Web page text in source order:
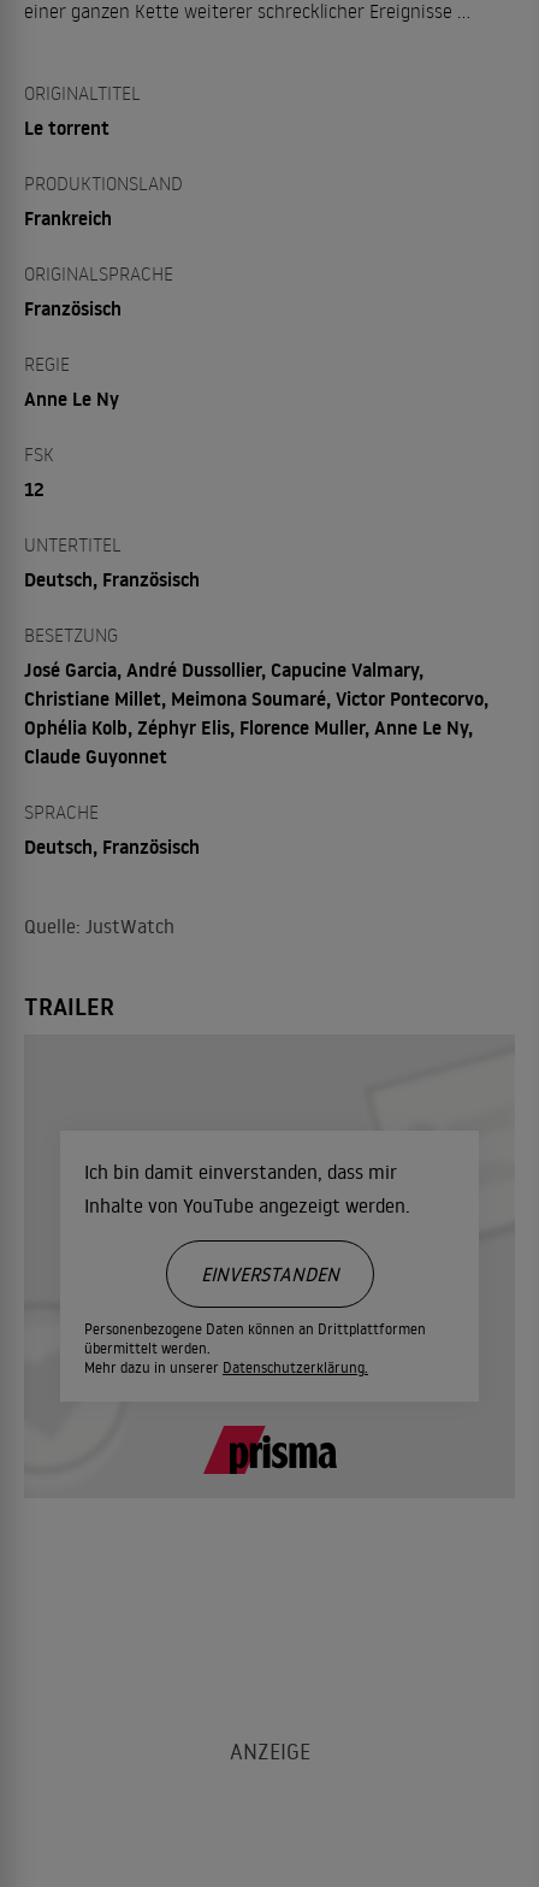
einer ganzen Kette weiterer schrecklicher Ereignisse …
ORIGINALTITEL
Le torrent
PRODUKTIONSLAND
Frankreich
ORIGINALSPRACHE
Französisch
REGIE
Anne Le Ny
FSK
12
UNTERTITEL
Deutsch, Französisch
BESETZUNG
José Garcia, André Dussollier, Capucine Valmary,
Christiane Millet, Meimona Soumaré, Victor Pontecorvo,
Ophélia Kolb, Zéphyr Elis, Florence Muller, Anne Le Ny,
Claude Guyonnet
SPRACHE
Deutsch, Französisch
Quelle: JustWatch
TRAILER
Ich bin damit einverstanden, dass mir
Inhalte von YouTube angezeigt werden.
Personenbezogene Daten können an Drittplattformen
übermittelt werden.
Mehr dazu in unserer Datenschutzerklärung.
EINVERSTANDEN